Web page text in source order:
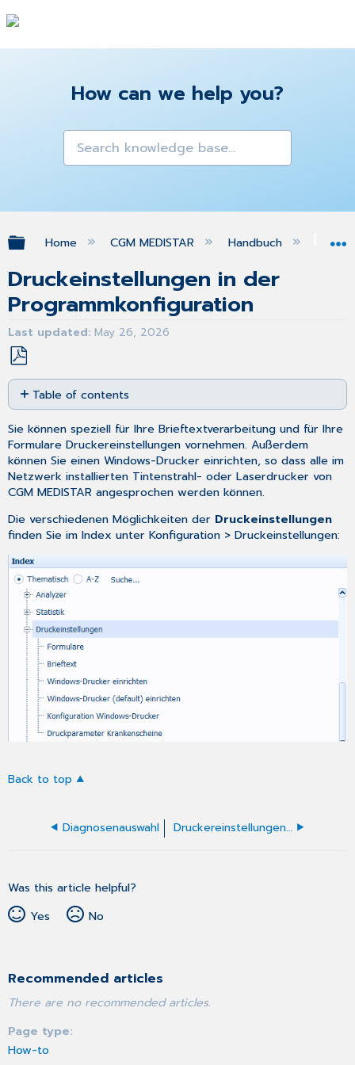
How can we help you?
Expand/collapse global hierarchy
Home CGM MEDISTAR Handbuch
Druckeinstellungen in der
Programmkonfiguration
Last updated May 26, 2026
Save
as
PDF
Table of contents
No
headers
Sie können speziell für Ihre Brieftextverarbeitung und für Ihre
Formulare Druckereinstellungen vornehmen. Außerdem
können Sie einen Windows-Drucker einrichten, so dass alle im
Netzwerk installierten Tintenstrahl- oder Laserdrucker von
CGM MEDISTAR angesprochen werden können.
Die verschiedenen Möglichkeiten der Druckeinstellungen
finden Sie imIndex unter Konfiguration > Druckeinstellungen:
Back to top
Diagnosenauswahl Druckereinstellungen für den Brieftext
Was this article helpful?
Yes
No
Recommended articles
There are no recommended articles.
Page type
How-to